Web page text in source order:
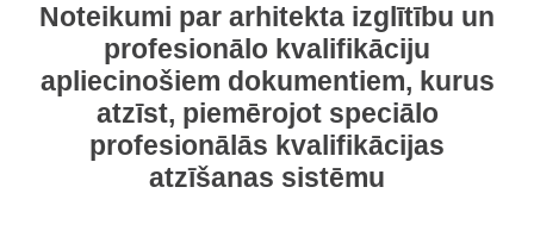
Noteikumi par arhitekta izglītību un
profesionālo kvalifikāciju
apliecinošiem dokumentiem, kurus
atzīst, piemērojot speciālo
profesionālās kvalifikācijas
atzīšanas sistēmu